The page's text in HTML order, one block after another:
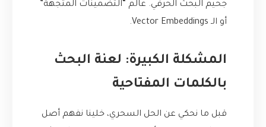
جحيم البحث الحرفي. عالم “التضمينات المتجهة”
أو الـ Vector Embeddings.
المشكلة الكبيرة: لعنة البحث
بالكلمات المفتاحية
قبل ما نحكي عن الحل السحري، خلينا نفهم أصل